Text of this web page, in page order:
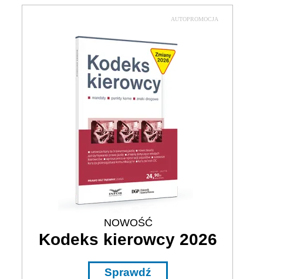
AUTOPROMOCJA
NOWOŚĆ
Kodeks kierowcy 2026
Sprawdź